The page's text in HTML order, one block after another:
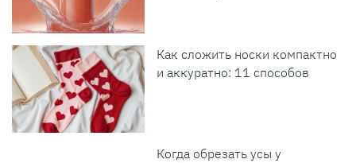
Как сложить носки компактно
и аккуратно: 11 способов
Когда обрезать усы у